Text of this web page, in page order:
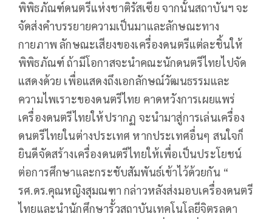
พิพิธภัณฑ์ดนตรีแห่งชาติรัสเซีย จากนั้นสถาบันฯ จะ
จัดส่งคำบรรยายความเป็นมาและลักษณะทาง
กายภาพ ลักษณะเสียงของเครื่องดนตรีแต่ละชิ้นให้
พิพิธภัณฑ์ ถ้ามีโอกาสจะนำคณะนักดนตรีไทยไปจัด
แสดงด้วย เพื่อแสดงถึงเอกลักษณ์วัฒนธรรมและ
ความไพเราะของดนตรีไทย คาดหวังการเผยแพร่
เครื่องดนตรีไทยให้ปรากฏ จะนำมาสู่การเล่นเครื่อง
ดนตรีไทยในต่างประเทศ หากประเทศอื่นๆ สนใจก็
ยินดีจัดสร้างเครื่องดนตรีไทยให้เพื่อเป็นประโยชน์
ต่อการศึกษาและกระชับสัมพันธ์เข้าไว้ด้วยกัน “
รศ.ดร.คุณหญิงสุมณฑา กล่าวหลังส่งมอบเครื่องดนตรี
ไทยและนำนักศึกษารั้วสถาบันเทคโนโลยีจิตรลดา